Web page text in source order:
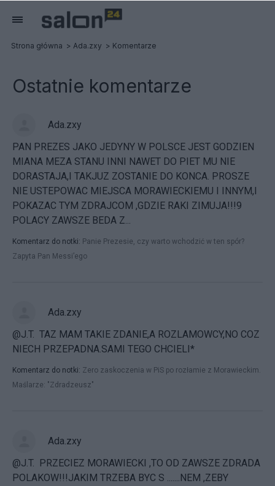
Strona główna Ada.zxy Komentarze
Ostatnie komentarze
Ada.zxy
PAN PREZES JAKO JEDYNY W POLSCE JEST GODZIEN
MIANA MEZA STANU INNI NAWET DO PIET MU NIE
DORASTAJA,I TAKJUZ ZOSTANIE DO KONCA. PROSZE
NIE USTEPOWAC MIEJSCA MORAWIECKIEMU I INNYM,I
POKAZAC TYM ZDRAJCOM ,GDZIE RAKI ZIMUJA!!!9
POLACY ZAWSZE BEDA Z...
Komentarz do notki: Panie Prezesie, czy warto wchodzić w ten spór?
Zapyta Pan Messi’ego
Ada.zxy
@J.T. TAZ MAM TAKIE ZDANIE,A ROZLAMOWCY,NO COZ
NIECH PRZEPADNA.SAMI TEGO CHCIELI*
Komentarz do notki: Zero zaskoczenia w PiS po rozłamie z Morawieckim.
Maślarze: "Zdradzeusz"
Ada.zxy
@J.T. PRZECIEZ MORAWIECKI ,TO OD ZAWSZE ZDRADA
POLAKOW!!!JAKIM TRZEBA BYC S .......NEM ,ZEBY